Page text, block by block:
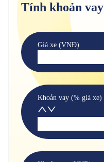
Tính khoản vay
Giá xe (VNĐ)
Khoản vay (% giá xe)